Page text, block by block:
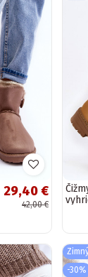
29,40 €
42,00 €
-30%